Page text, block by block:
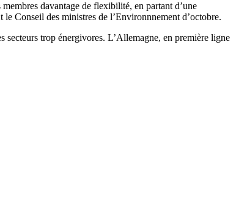
davantage de flexibilité, en partant d’une
Conseil des ministres de l’Environnnement d’octobre.
secteurs trop énergivores. L’Allemagne, en première ligne